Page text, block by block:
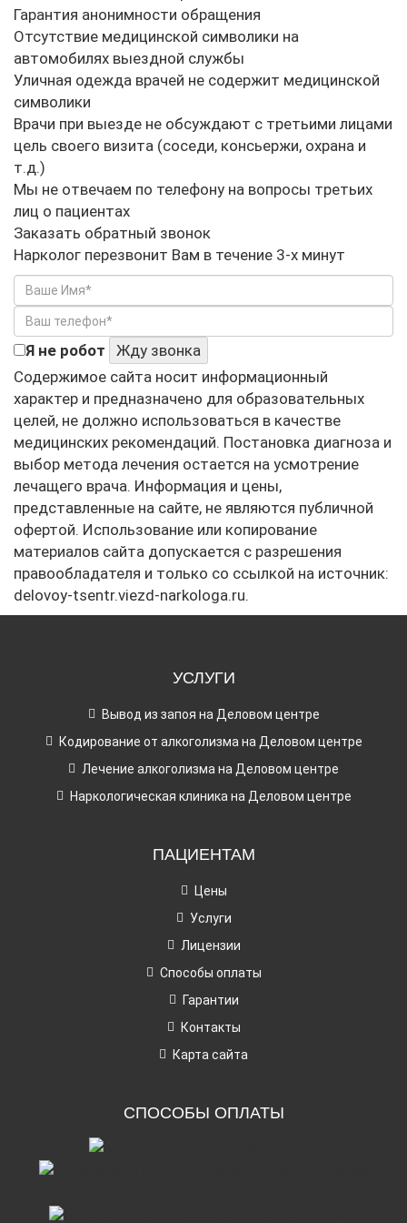
Гарантия анонимности обращения
Отсутствие медицинской символики на
автомобилях выездной службы
Уличная одежда врачей не содержит медицинской
символики
Врачи при выезде не обсуждают с третьими лицами
цель своего визита (соседи, консьержи, охрана и
т.д.)
Мы не отвечаем по телефону на вопросы третьих
лиц о пациентах
Заказать обратный звонок
Нарколог перезвонит Вам в течение 3-х минут
Я не робот
Жду звонка
Содержимое сайта носит информационный
характер и предназначено для образовательных
целей, не должно использоваться в качестве
медицинских рекомендаций. Постановка диагноза и
выбор метода лечения остается на усмотрение
лечащего врача. Информация и цены,
представленные на сайте, не являются публичной
офертой. Использование или копирование
материалов сайта допускается с разрешения
правообладателя и только со ссылкой на источник:
delovoy-tsentr.viezd-narkologa.ru.
УСЛУГИ
Вывод из запоя на Деловом центре
Кодирование от алкоголизма на Деловом центре
Лечение алкоголизма на Деловом центре
Наркологическая клиника на Деловом центре
ПАЦИЕНТАМ
Цены
Услуги
Лицензии
Способы оплаты
Гарантии
Контакты
Карта сайта
СПОСОБЫ ОПЛАТЫ